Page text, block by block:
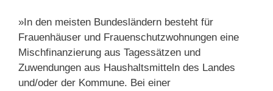
»In den meisten Bundesländern besteht für
Frauenhäuser und Frauenschutzwohnungen eine
Mischfinanzierung aus Tagessätzen und
Zuwendungen aus Haushaltsmitteln des Landes
und/oder der Kommune. Bei einer